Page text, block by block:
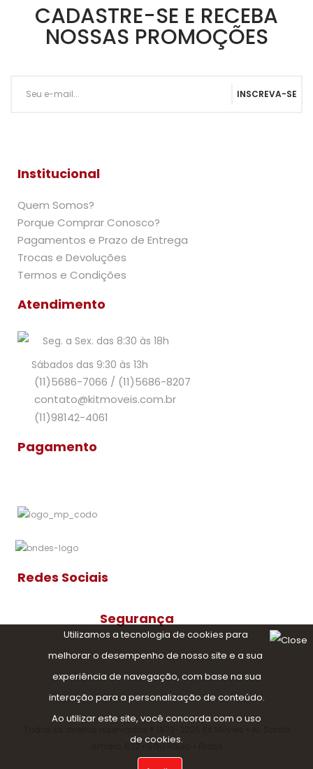
CADASTRE-SE E RECEBA
NOSSAS PROMOÇÕES
INSCREVA-SE
Institucional
Quem Somos?
Porque Comprar Conosco?
Pagamentos e Prazo de Entrega
Trocas e Devoluções
Termos e Condições
Atendimento
Seg. a Sex. das 8:30 às 18h
Sábados das 9:30 às 13h
(11)5686-7066 / (11)5686-8207
contato@kitmoveis.com.br
(11)98142-4061
Pagamento
Redes Sociais
Segurança
Amaro, 622 • São Paulo • Brasil
Utilizamos a tecnologia de cookies para
melhorar o desempenho de nosso site e a sua
experiência de navegação, com base na sua
interação para a personalização de conteúdo.
Ao utilizar este site, você concorda com o uso
de cookies.